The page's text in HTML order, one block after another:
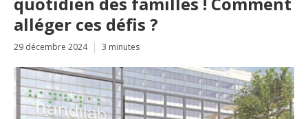
alléger ces défis ?
29 décembre 2024 3 minutes